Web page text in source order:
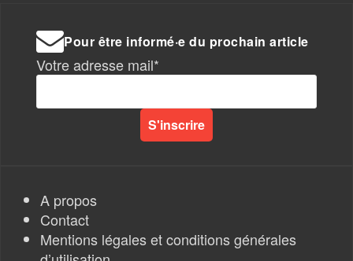
Pour être informé·e du prochain article
Votre adresse mail*
A propos
Contact
Mentions légales et conditions générales